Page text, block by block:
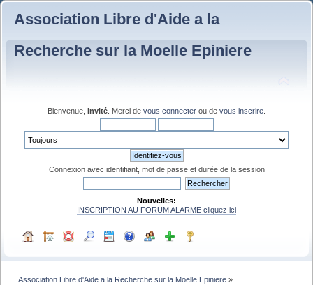
Association Libre d'Aide a la
Recherche sur la Moelle Epiniere
Bienvenue, Invité . Merci de vous connecter ou de vous inscrire
Connexion avec identifiant, mot de passe et durée de la session
Nouvelles:
INSCRIPTION AU FORUM ALARME cliquez ici
Association Libre d'Aide a la Recherche sur la Moelle Epiniere »